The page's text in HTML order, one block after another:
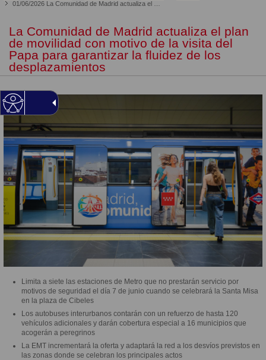
La Comunidad de Madrid actualiza el plan
de movilidad con motivo de la visita del
Papa para garantizar la fluidez de los
desplazamientos
Limita a siete las estaciones de Metro que no prestarán servicio por
motivos de seguridad el día 7 de junio cuando se celebrará la Santa Misa
en la plaza de Cibeles
Los autobuses interurbanos contarán con un refuerzo de hasta 120
vehículos adicionales y darán cobertura especial a 16 municipios que
acogerán a peregrinos
La EMT incrementará la oferta y adaptará la red a los desvíos previstos en
las zonas donde se celebran los principales actos